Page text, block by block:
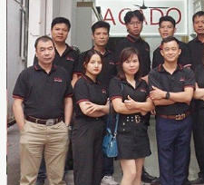
Sự kết hợp tinh tế giữa
bao giờ hết “hot”